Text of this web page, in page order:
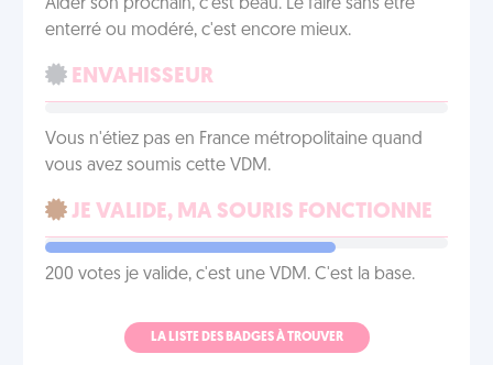
Aider son prochain, c'est beau. Le faire sans être
enterré ou modéré, c'est encore mieux.
ENVAHISSEUR
Vous n'étiez pas en France métropolitaine quand
vous avez soumis cette VDM.
JE VALIDE, MA SOURIS FONCTIONNE
200 votes je valide, c'est une VDM. C'est la base.
LA LISTE DES BADGES À TROUVER